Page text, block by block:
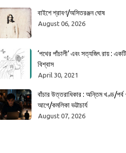
বাইশে শ্রাবণ/অসিতরঞ্জন ঘোষ
August 06, 2026
‘পথের পাঁচালী’ এবং সত্যজিৎ রায় :
বিশ্বাস
April 30, 2021
বাঁচার উত্তরাধিকার : অন্তিম খণ্ড/
আগে/কমলিকা ভট্টাচার্য
August 07, 2026